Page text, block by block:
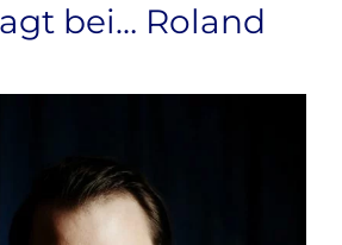
bei… Roland